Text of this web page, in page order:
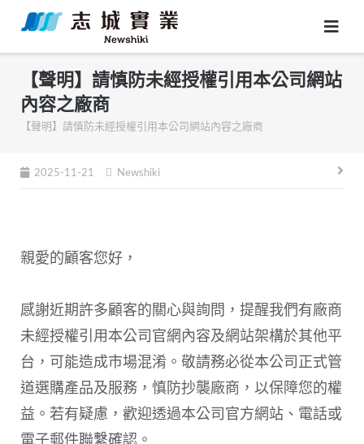
【聲明】請慎防未經授權引用本公司網站
內容之廠商
【聲明】請慎防未經授權引用本公司網站內容之廠商
2025-11-21 Newshiki
文
親愛的顧客您好，
感謝近期許多顧客的關心與詢問，提醒我們有廠商
未經授權引用本公司官網內容及網站架構於其他平
台，可能造成市場混淆。敬請務必從本公司正式管
道選購產品及服務，慎防抄襲廠商，以保障您的權
益。若有疑慮，歡迎透過本公司官方網站、電話或
電子郵件聯繫確認。